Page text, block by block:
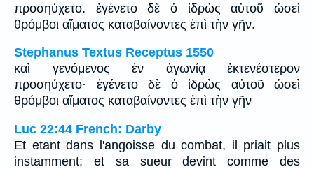
προσηύχετο. ἐγένετο δὲ ὁ ἱδρὼς αὐτοῦ ὡσεὶ
θρόμβοι αἵματος καταβαίνοντες ἐπὶ τὴν γῆν.
Stephanus Textus Receptus 1550
καὶ γενόμενος ἐν ἀγωνίᾳ ἐκτενέστερον
προσηύχετο· ἐγένετο δὲ ὁ ἱδρὼς αὐτοῦ ὡσεὶ
θρόμβοι αἵματος καταβαίνοντες ἐπὶ τὴν γῆν
Luc 22:44 French: Darby
Et etant dans l'angoisse du combat, il priait plus
instamment; et sa sueur devint comme des